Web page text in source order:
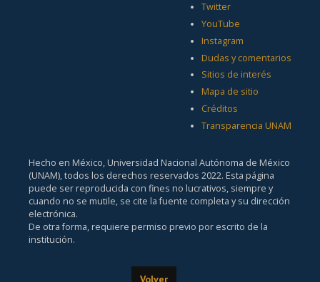
Twitter
YouTube
Instagram
Dudas y comentarios
Sitios de interés
Mapa de sitio
Créditos
Transparencia UNAM
Hecho en México, Universidad Nacional Autónoma de México
(UNAM), todos los derechos reservados 2022. Esta página
puede ser reproducida con fines no lucrativos, siempre y
cuando no se mutile, se cite la fuente completa y su dirección
electrónica.
De otra forma, requiere permiso previo por escrito de la
institución.
Volver